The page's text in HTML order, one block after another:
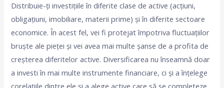
Distribuie-ți investițiile în diferite clase de active (acțiuni,
obligațiuni, imobiliare, materii prime) și în diferite sectoare
economice. În acest fel, vei fi protejat împotriva fluctuațiilor
bruște ale pieței și vei avea mai multe șanse de a profita de
creșterea diferitelor active. Diversificarea nu înseamnă doar
a investi în mai multe instrumente financiare, ci și a înțelege